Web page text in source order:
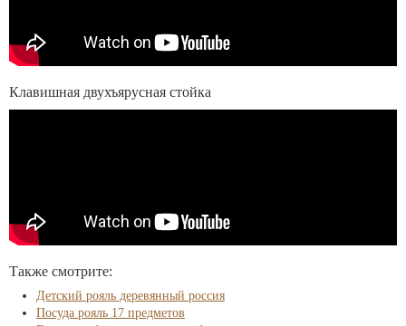
Клавишная двухъярусная стойка
Также смотрите:
Детский рояль деревянный россия
Посуда рояль 17 предметов